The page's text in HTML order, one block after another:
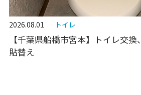
2026.08.01 トイレ
【千葉県船橋市宮本】トイレ交
貼替え